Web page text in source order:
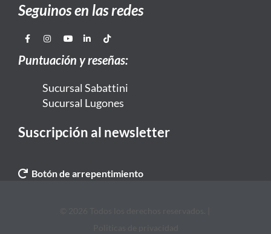
Seguinos en las redes
Puntuación y reseñas:
Sucursal Sabattini
Sucursal Lugones
Suscripción al newsletter
Botón de arrepentimiento